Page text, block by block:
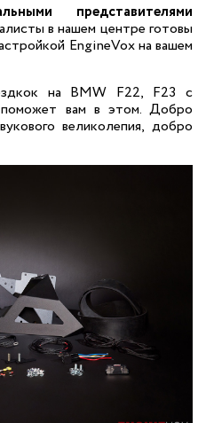
представителями
в нашем центре готовы
EngineVox на вашем
на BMW F22, F23 с
вам в этом. Добро
великолепия, добро